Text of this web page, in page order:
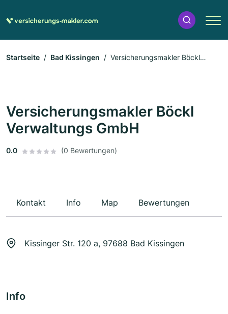
Startseite Bad Kissingen
Versicherungsmakler Böckl
Versicherungsmakler Böckl
Verwaltungs GmbH
0.0 (0 Bewertungen)
Kontakt Info Map Bewertungen
Kissinger Str. 120 a, 97688 Bad Kissingen
Info